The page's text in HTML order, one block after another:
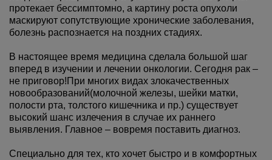
протекает бессимптомно, а картину роста опухоли
маскируют сопутствующие хронические заболевания,
болезнь распознается на поздних стадиях.
В настоящее время медицина сделала большой шаг
вперед в изучении и лечении онкологии. Сегодня рак –
не приговор!При многих видах злокачественных
новообразований(молочной железы, шейки матки,
полости рта, толстого кишечника и пр.) существует
высокий шанс излечения в случае их раннего
выявления. Главное – вовремя поставить диагноз.
Специально для тех, кто хочет быстро и в комфортных